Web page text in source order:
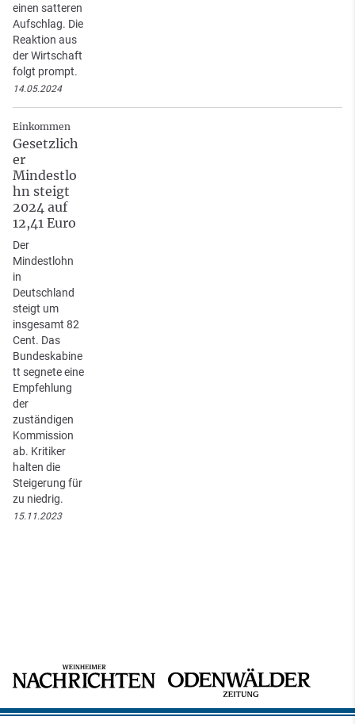
einen satteren
Aufschlag. Die
Reaktion aus
der Wirtschaft
folgt prompt.
14.05.2024
Einkommen
Gesetzlich
er
Mindestlo
hn steigt
2024 auf
12,41 Euro
Der
Mindestlohn
in
Deutschland
steigt um
insgesamt 82
Cent. Das
Bundeskabine
tt segnete eine
Empfehlung
der
zuständigen
Kommission
ab. Kritiker
halten die
Steigerung für
zu niedrig.
15.11.2023